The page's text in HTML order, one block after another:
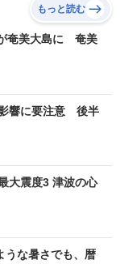
もっと読む
奄美大島に 奄美
響に要注意 後半
大震度3 津波の心
な暑さでも、暦